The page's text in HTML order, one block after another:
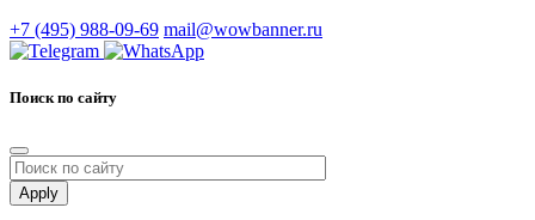
+7 (495) 988-09-69 mail@wowbanner.ru
Поиск по сайту